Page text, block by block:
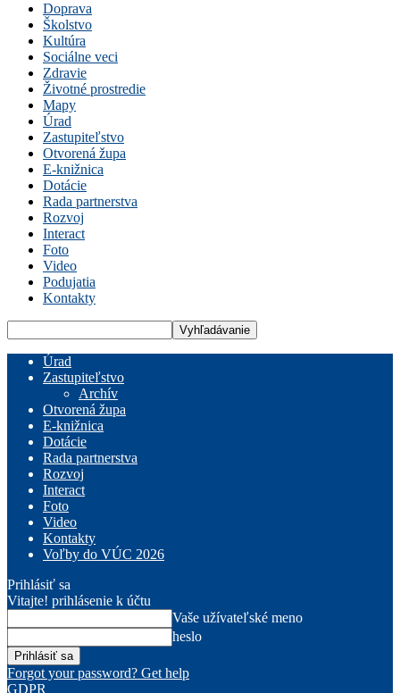
Doprava
Školstvo
Kultúra
Sociálne veci
Zdravie
Životné prostredie
Mapy
Úrad
Zastupiteľstvo
Otvorená župa
E-knižnica
Dotácie
Rada partnerstva
Rozvoj
Interact
Foto
Video
Podujatia
Kontakty
Úrad
Zastupiteľstvo
Archív
Otvorená župa
E-knižnica
Dotácie
Rada partnerstva
Rozvoj
Interact
Foto
Video
Kontakty
Voľby do VÚC 2026
Prihlásiť sa
Vitajte! prihlásenie k účtu
Vaše užívateľské meno
heslo
Forgot your password? Get help
GDPR